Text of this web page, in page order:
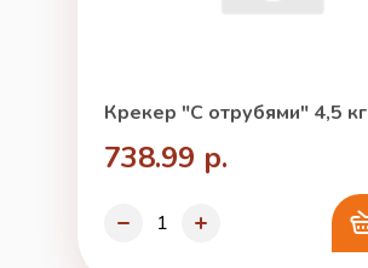
Крекер "С отрубями" 4,5 кг
738.99 р.